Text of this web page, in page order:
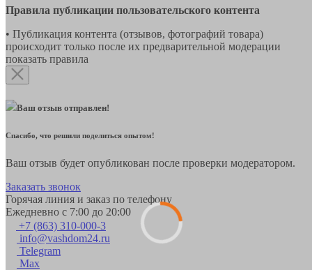
Правила публикации пользовательского контента
• Публикация контента (отзывов, фотографий товара)
происходит только после их предварительной модерации
показать правила
Ваш отзыв отправлен!
Спасибо, что решили поделиться опытом!
Ваш отзыв будет опубликован после проверки модератором.
Заказать звонок
Горячая линия и заказ по телефону
Ежедневно с 7:00 до 20:00
+7 (863) 310-000-3
info@vashdom24.ru
Telegram
Max